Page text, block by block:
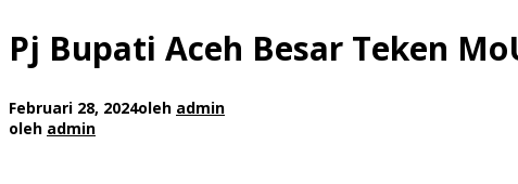
Pj Bupati Aceh Besar Teken
Februari 28, 2024oleh admin
oleh admin